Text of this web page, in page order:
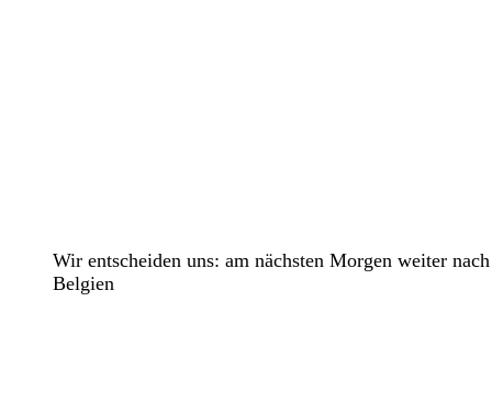
Wir entscheiden uns: am nächsten Morgen weiter nach
Belgien